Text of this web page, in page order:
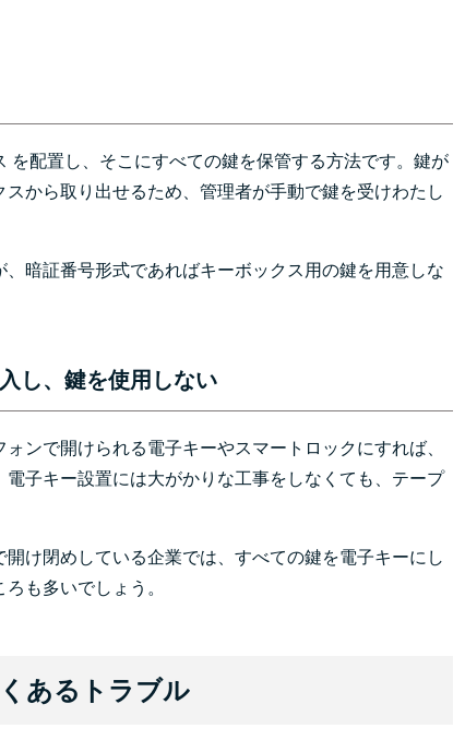
を配置し、そこにすべての鍵を保管する方法です。鍵が
から取り出せるため、管理者が手動で鍵を受けわたし
暗証番号形式であればキーボックス用の鍵を用意しな
し、鍵を使用しない
ンで開けられる電子キーやスマートロックにすれば、
子キー設置には大がかりな工事をしなくても、テープ
け閉めしている企業では、すべての鍵を電子キーにし
も多いでしょう。
あるトラブル